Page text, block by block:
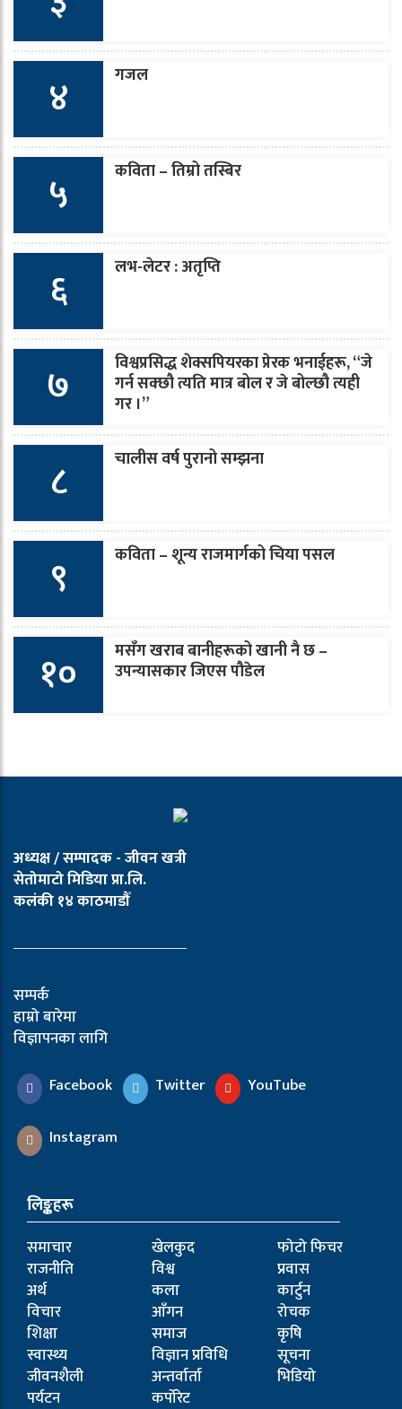
४ गजल
५ कविता – तिम्रो तस्बिर
६ लभ-लेटर : अतृप्ति
७ विश्वप्रसिद्ध शेक्सपियरका प्रेरक भनाईहरू, “जे
गर्न सक्छौ त्यति मात्र बोल र जे बोल्छौ त्यही
गर ।”
८ चालीस वर्ष पुरानो सम्झना
९ कविता – शून्य राजमार्गको चिया पसल
१० मसँग खराब बानीहरूको खानी नै छ –
उपन्यासकार जिएस पौडेल
अध्यक्ष / सम्पादक - जीवन खत्री
सेतोमाटो मिडिया प्रा.लि.
कलंकी १४ काठमाडौँ
सम्पर्क
हाम्रो बारेमा
विज्ञापनका लागि
Facebook
Twitter YouTube
Instagram
लिङ्कहरू
समाचार
राजनीति
अर्थ
विचार
शिक्षा
स्वास्थ्य
जीवनशैली
पर्यटन
खेलकुद
विश्व
कला
आँगन
समाज
विज्ञान प्रविधि
अन्तर्वार्ता
कर्पोरेट
फोटो फिचर
प्रवास
कार्टुन
रोचक
कृषि
सूचना
भिडियो